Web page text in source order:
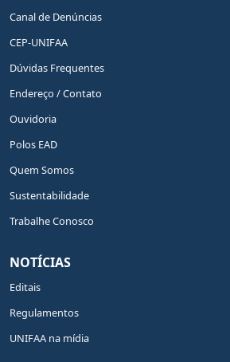
Canal de Denúncias
CEP-UNIFAA
Dúvidas Frequentes
Endereço / Contato
Ouvidoria
Polos EAD
Quem Somos
Sustentabilidade
Trabalhe Conosco
NOTÍCIAS
Editais
Regulamentos
UNIFAA na mídia